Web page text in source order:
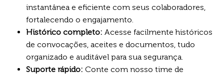
instantânea e eficiente com seus colaboradores,
fortalecendo o engajamento.
Histórico completo: Acesse facilmente históricos
de convocações, aceites e documentos, tudo
organizado e auditável para sua segurança.
Suporte rápido: Conte com nosso time de